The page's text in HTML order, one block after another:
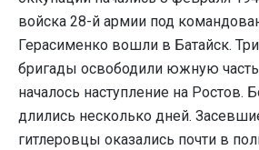
войска 28-й армии под
Герасименко вошли в Батайск.
бригады освободили южную часть
началось наступление на Ростов.
длились несколько дней.
гитлеровцы оказались почти в